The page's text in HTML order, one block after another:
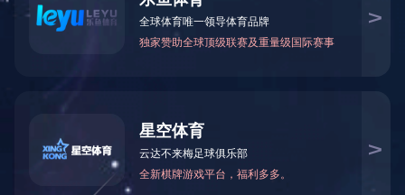
项目地点：
息县高中生活水泵房
建筑面积：㎡